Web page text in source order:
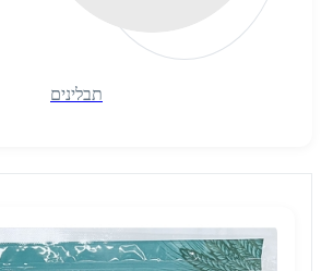
תבלינים